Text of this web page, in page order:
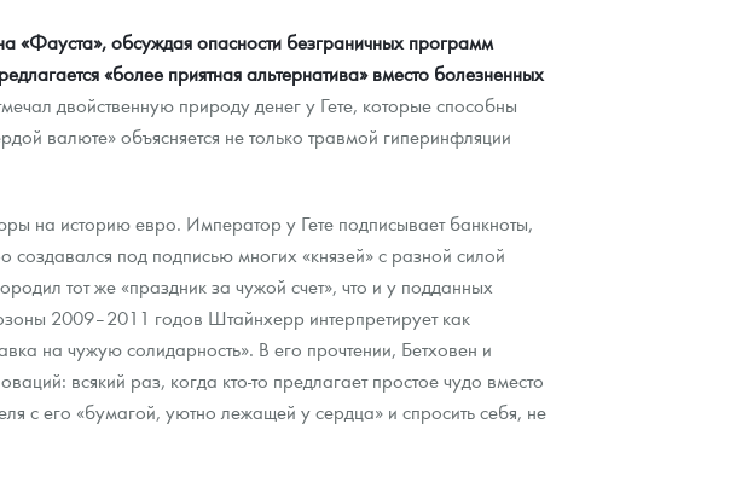
«Фауста», обсуждая опасности безграничных программ
«более приятная альтернатива» вместо болезненных
двойственную природу денег у Гете, которые способны
валюте» объясняется не только травмой гиперинфляции
на историю евро. Император у Гете подписывает банкноты,
под подписью многих «князей» с разной силой
тот же «праздник за чужой счет», что и у подданных
2009–2011 годов Штайнхерр интерпретирует как
на чужую солидарность». В его прочтении, Бетховен и
всякий раз, когда кто-то предлагает простое чудо вместо
с его «бумагой, уютно лежащей у сердца» и спросить себя, не